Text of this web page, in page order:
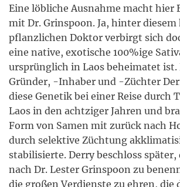
Eine löbliche Ausnahme macht hier
mit Dr. Grinspoon. Ja, hinter
pflanzlichen Doktor verbirgt sich
eine native, exotische 100%ige
ursprünglich in Laos beheimatet ist.
Gründer, -Inhaber und -Züchter
diese Genetik bei einer Reise durch
Laos in den achtziger Jahren und
Form von Samen mit zurück nach
durch selektive Züchtung
stabilisierte. Derry beschloss später,
nach Dr. Lester Grinspoon zu
die großen Verdienste zu ehren, die